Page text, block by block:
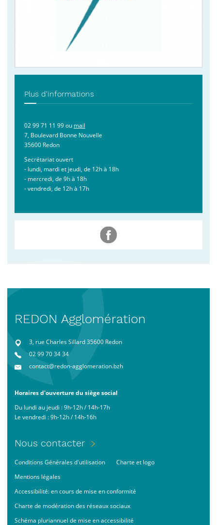
Plus d'informations
02 99 71 11 99 ou mail
7, Boulevard Bonne Nouvelle
35600 Redon
Secrétariat ouvert
- lundi, mardi et jeudi, de 12h à 18h
- mercredi, de 9h à 18h
- vendredi, de 12h à 17h
REDON Agglomération
3, rue Charles Sillard 35600 Redon
02 99 70 34 34
contact@redon-agglomeration.bzh
Horaires d'ouverture du siège social
Du lundi au jeudi : 9h-12h / 14h-17h
Le vendredi : 9h-12h / 14h-16h
Menu
de
page
Nous contacter
Footer
bas
Conditions Générales d'utilisation
Charte et logo
Mentions légales
Accessibilité: en cours de mise en conformité
Charte de modération des réseaux sociaux
Schéma pluriannuel de mise en accessibilité